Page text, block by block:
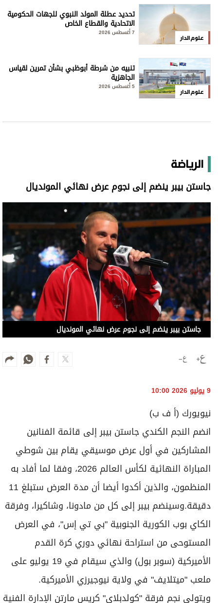
علوم الدار
تحديد عطلة المولد النبوي للجهات الحكومية
الاتحادية والقطاع الخاص
علوم الدار
تنبيه من شرطة أبوظبي بشأن تمرين لقياس
الجاهزية
5 أغسطس 2026
الرياضة
جاستن بيبر ينضم إلى نجوم عرض نهائي المونديال
جاستن بيبر ينضم إلى نجوم عرض نهائي المونديال
9 يوليو 2026 10:00
نيويورك (أ ف ب)
انضم النجم الكندي جاستن بيبر إلى قائمة الفنانين
المشاركين في أول عرض موسيقي يقام بين شوطي
المباراة النهائية لكأس العالم 2026، وفقا لما أفاد به
المنظمون، والذين أكدوا أيضا أن مدة العرض ستبلغ 11
دقيقة.وسينضم بيبر إلى كل من مادونا، وشاكيرا، وفرقة
الكاي بوب الكورية الجنوبية "بي تي إس"، في العرض
المستوحى من استراحة نهائي دوري كرة القدم
الأميركية (سوبر بول) والذي سيقام في 19 يوليو على
ملعب "ميتلايف" في ولاية نيوجيرزي الأميركية.
ويتولى نجم فرقة "كولدبلاي" كريس مارتن الإدارة الفنية